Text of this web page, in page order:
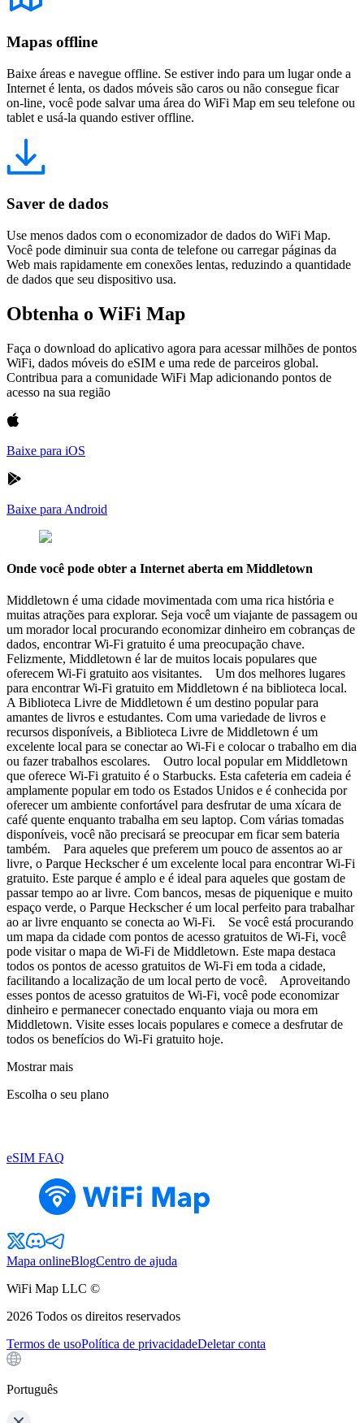
Mapas offline
Baixe áreas e navegue offline. Se estiver indo para um lugar onde a
Internet é lenta, os dados móveis são caros ou não consegue ficar
on-line, você pode salvar uma área do WiFi Map em seu telefone ou
tablet e usá-la quando estiver offline.
Saver de dados
Use menos dados com o economizador de dados do WiFi Map.
Você pode diminuir sua conta de telefone ou carregar páginas da
Web mais rapidamente em conexões lentas, reduzindo a quantidade
de dados que seu dispositivo usa.
Obtenha o WiFi Map
Faça o download do aplicativo agora para acessar milhões de pontos
WiFi, dados móveis do eSIM e uma rede de parceiros global.
Contribua para a comunidade WiFi Map adicionando pontos de
acesso na sua região
Baixe para iOS
Baixe para Android
Onde você pode obter a Internet aberta em Middletown
Middletown é uma cidade movimentada com uma rica história e
muitas atrações para explorar. Seja você um viajante de passagem ou
um morador local procurando economizar dinheiro em cobranças de
dados, encontrar Wi-Fi gratuito é uma preocupação chave.
Felizmente, Middletown é lar de muitos locais populares que
oferecem Wi-Fi gratuito aos visitantes. Um dos melhores lugares
para encontrar Wi-Fi gratuito em Middletown é na biblioteca local.
A Biblioteca Livre de Middletown é um destino popular para
amantes de livros e estudantes. Com uma variedade de livros e
recursos disponíveis, a Biblioteca Livre de Middletown é um
excelente local para se conectar ao Wi-Fi e colocar o trabalho em dia
ou fazer trabalhos escolares. Outro local popular em Middletown
que oferece Wi-Fi gratuito é o Starbucks. Esta cafeteria em cadeia é
amplamente popular em todo os Estados Unidos e é conhecida por
oferecer um ambiente confortável para desfrutar de uma xícara de
café quente enquanto trabalha em seu laptop. Com várias tomadas
disponíveis, você não precisará se preocupar em ficar sem bateria
também. Para aqueles que preferem um pouco de assentos ao ar
livre, o Parque Heckscher é um excelente local para encontrar Wi-Fi
gratuito. Este parque é amplo e é ideal para aqueles que gostam de
passar tempo ao ar livre. Com bancos, mesas de piquenique e muito
espaço verde, o Parque Heckscher é um local perfeito para trabalhar
ao ar livre enquanto se conecta ao Wi-Fi. Se você está procurando
um mapa da cidade com pontos de acesso gratuitos de Wi-Fi, você
pode visitar o mapa de Wi-Fi de Middletown. Este mapa destaca
todos os pontos de acesso gratuitos de Wi-Fi em toda a cidade,
facilitando a localização de um local perto de você. Aproveitando
esses pontos de acesso gratuitos de Wi-Fi, você pode economizar
dinheiro e permanecer conectado enquanto viaja ou mora em
Middletown. Visite esses locais populares e comece a desfrutar de
todos os benefícios do Wi-Fi gratuito hoje.
Mostrar mais
Escolha o seu plano
eSIM FAQ
Mapa onlineBlogCentro de ajuda
WiFi Map LLC ©
2026 Todos os direitos reservados
Termos de usoPolítica de privacidadeDeletar conta
Português